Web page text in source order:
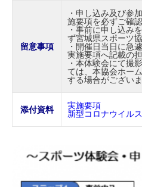
留意事項
・申し込み及び参
施要項を必ずご確認
・事前に申し込み
ず宮城県スポーツ
・開催日当日に急
実施要項へ記載の
・本体験会にて撮
ては、本協会ホー
する場合がございま
添付資料
実施要項
新型コロナウイル